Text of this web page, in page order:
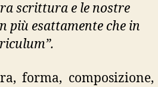
feticci”
scrittura e le nostre
più esattamente che in
forma, composizione,